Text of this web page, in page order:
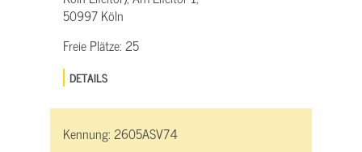
50997 Köln
Freie Plätze:25
DETAILS
Kennung:2605ASV74